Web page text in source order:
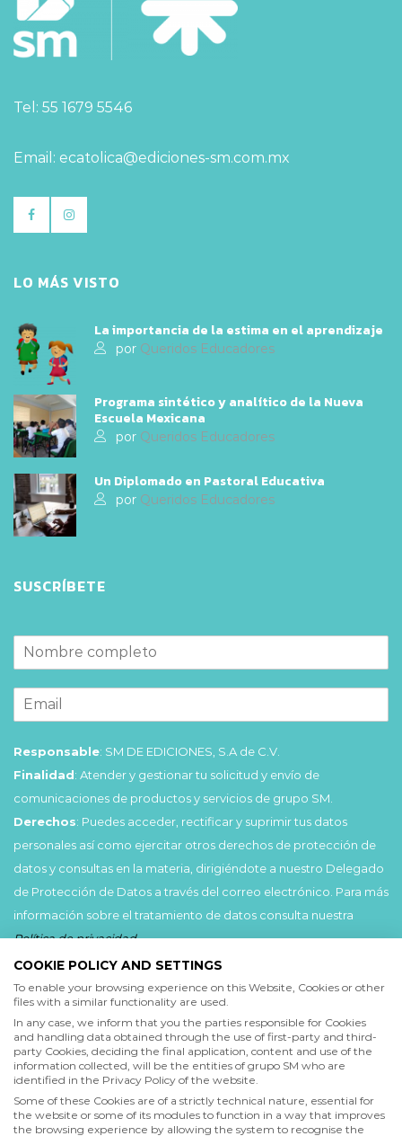
Tel: 55 1679 5546
Email: ecatolica@ediciones-sm.com.mx
LO MÁS VISTO
La importancia de la estima en el aprendizaje
por Queridos Educadores
Programa sintético y analítico de la Nueva
Escuela Mexicana
por Queridos Educadores
Un Diplomado en Pastoral Educativa
por Queridos Educadores
SUSCRÍBETE
Responsable: SM DE EDICIONES, S.A de C.V.
Finalidad: Atender y gestionar tu solicitud y envío de
comunicaciones de productos y servicios de grupo SM.
Derechos: Puedes acceder, rectificar y suprimir tus datos
personales así como ejercitar otros derechos de protección de
datos y consultas en la materia, dirigiéndote a nuestro Delegado
de Protección de Datos a través del correo electrónico. Para más
información sobre el tratamiento de datos consulta nuestra
Política de privacidad.
He leído y acepto lasCondiciones de uso
Política de privacidad
Acepto
Deseo recibir comunicaciones comerciales de grupo SM
COOKIE POLICY AND SETTINGS
To enable your browsing experience on this Website, Cookies or other
files with a similar functionality are used.
In any case, we inform that you the parties responsible for Cookies
and handling data obtained through the use of first-party and third-
party Cookies, deciding the final application, content and use of the
information collected, will be the entities of grupo SM who are
identified in the Privacy Policy of the website.
Some of these Cookies are of a strictly technical nature, essential for
the website or some of its modules to function in a way that improves
the browsing experience by allowing the system to recognise the